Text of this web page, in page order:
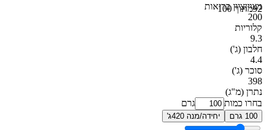
92מתוך 100מצויןציון בריאות
200
קלוריות
9.3
חלבון (ג')
4.4
סוכר (ג')
398
נתרן (מ"ג)
בחרו כמות
גרם
100 גרם יחידה/מנה 420ג'